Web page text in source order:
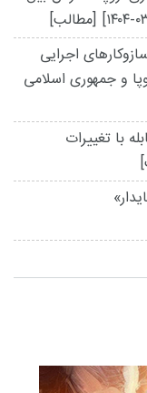
۰۳-۰۹] [مطالب]
اجرایی
و جمهوری اسلامی
با تغییرات